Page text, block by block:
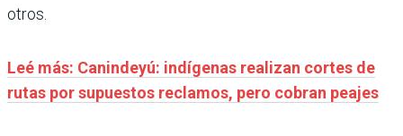
otros.
Leé más: Canindeyú: indígenas realizan cortes de
rutas por supuestos reclamos, pero cobran peajes